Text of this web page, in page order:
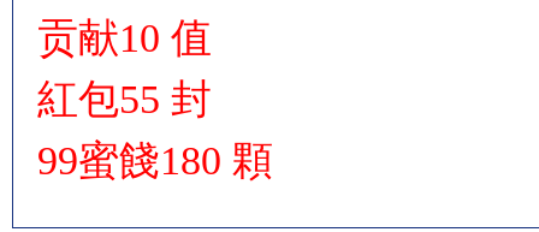
贡献10 值
紅包55 封
99蜜餞180 顆